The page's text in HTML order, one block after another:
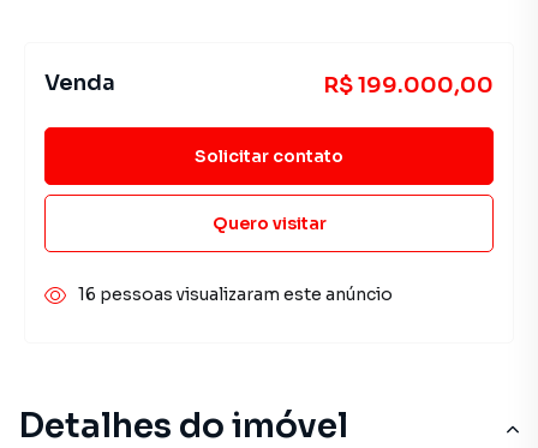
Detalhes do imóvel
Venda R$ 199.000,00
Solicitar contato
Quero visitar
16 pessoas visualizaram este anúncio